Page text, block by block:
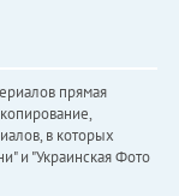
прямая
в которых
и "Украинская Фото